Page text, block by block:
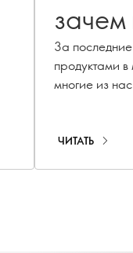
За
продуктами
многие из
экспертному
ЧИТАТЬ